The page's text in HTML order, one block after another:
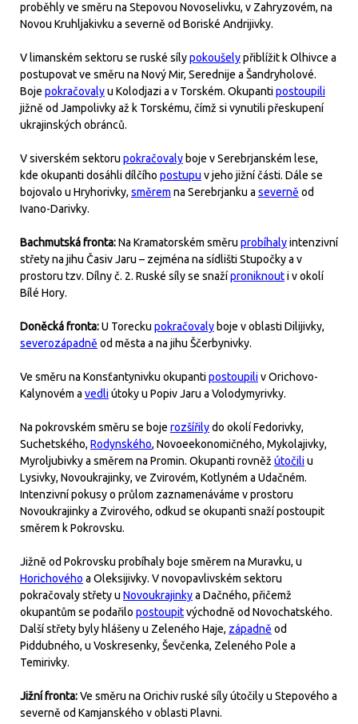
proběhly ve směru na Stepovou Novoselivku, v Zahryzovém, na
Novou Kruhljakivku a severně od Boriské Andrijivky.
V limanském sektoru se ruské sílypokoušelypřiblížit k Olhivce a
postupovat ve směru na Nový Mir, Serednije a Šandryholové.
Boje pokračovalyu Kolodjazi a v Torském. Okupantipostoupili
jižně od Jampolivky až k Torskému, čímž si vynutili přeskupení
ukrajinských obránců.
V siverském sektoru pokračovaly boje v Serebrjanském lese,
kde okupanti dosáhli dílčího postupu v jeho jižní části. Dále se
bojovalo u Hryhorivky, směrem na Serebrjanku a severně od
Ivano-Darivky.
Bachmutská fronta:Na Kramatorském směru probíhalyintenzivní
střety na jihu Časiv Jaru – zejména na sídlišti Stupočky a v
prostoru tzv. Dílny č. 2. Ruské síly se snažíproniknouti v okolí
Bílé Hory.
Doněcká fronta:U Torecku pokračovaly boje v oblasti Dilijivky,
severozápadně od města a na jihu Ščerbynivky.
Ve směru na Konsťantynivku okupantipostoupiliv Orichovo-
Kalynovém a vedliútoky u Popiv Jaru a Volodymyrivky.
Na pokrovském směru se boje rozšířilydo okolí Fedorivky,
Suchetského, Rodynského, Novoeekonomičného, Mykolajivky,
Myroljubivky a směrem na Promin. Okupanti rovněž útočiliu
Lysivky, Novoukrajinky, ve Zvirovém, Kotlyném a Udačném.
Intenzivní pokusy o průlom zaznamenáváme v prostoru
Novoukrajinky a Zvirového, odkud se okupanti snaží postoupit
směrem k Pokrovsku.
Jižně od Pokrovsku probíhaly boje směrem na Muravku, u
Horichového a Oleksijivky. V novopavlivském sektoru
pokračovaly střety u Novoukrajinkya Dačného, přičemž
okupantům se podařilo postoupitvýchodně od Novochatského.
Další střety byly hlášeny u Zeleného Haje, západně od
Piddubného, u Voskresenky, Ševčenka, Zeleného Pole a
Temirivky.
Jižní fronta:Ve směru na Orichiv ruské síly útočily u Stepového a
severně od Kamjanského v oblasti Plavni.